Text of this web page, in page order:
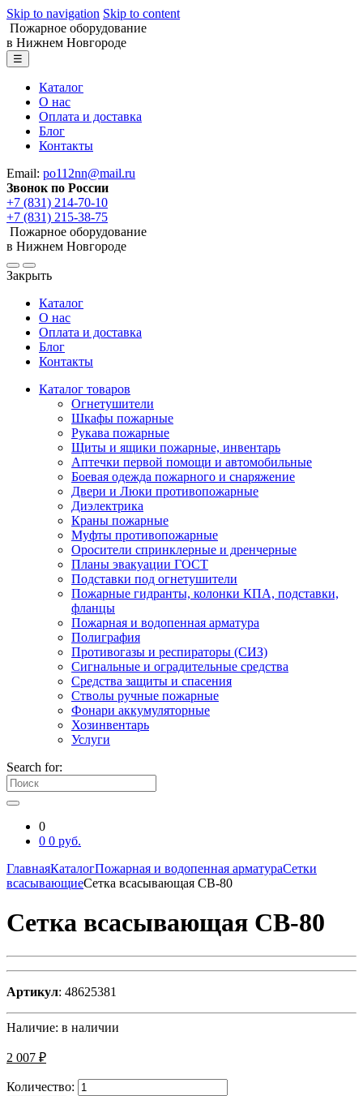
Skip to navigation Skip to content
Пожарное оборудование
в Нижнем Новгороде
☰
Каталог
О нас
Оплата и доставка
Блог
Контакты
Email: po112nn@mail.ru
Звонок по России
+7 (831) 214-70-10
+7 (831) 215-38-75
Пожарное оборудование
в Нижнем Новгороде
Закрыть
Каталог
О нас
Оплата и доставка
Блог
Контакты
Каталог товаров
Огнетушители
Шкафы пожарные
Рукава пожарные
Щиты и ящики пожарные, инвентарь
Аптечки первой помощи и автомобильные
Боевая одежда пожарного и снаряжение
Двери и Люки противопожарные
Диэлектрика
Краны пожарные
Муфты противопожарные
Оросители спринклерные и дренчерные
Планы эвакуации ГОСТ
Подставки под огнетушители
Пожарные гидранты, колонки КПА, подставки,
фланцы
Пожарная и водопенная арматура
Полиграфия
Противогазы и респираторы (СИЗ)
Сигнальные и оградительные средства
Средства защиты и спасения
Стволы ручные пожарные
Фонари аккумуляторные
Хозинвентарь
Услуги
Search for:
0
0 0 руб.
ГлавнаяКаталогПожарная и водопенная арматураСетки
всасывающиеСетка всасывающая СВ-80
Сетка всасывающая СВ-80
Артикул: 48625381
Наличие: в наличии
2 007 ₽
Количество: